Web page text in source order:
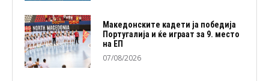
Македонските кадети ја победија
Португалија и ќе играат за 9. место
на ЕП
07/08/2026